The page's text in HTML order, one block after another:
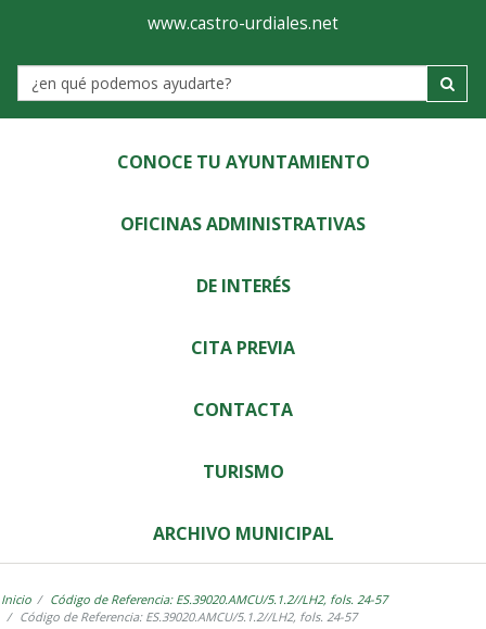
Ayuntamiento
de
Castro-
Urdiales
www.castro-urdiales.net
Label
CONOCE TU AYUNTAMIENTO
OFICINAS ADMINISTRATIVAS
DE INTERÉS
CITA PREVIA
CONTACTA
TURISMO
ARCHIVO MUNICIPAL
Inicio
Código de Referencia: ES.39020.AMCU/5.1.2//LH2, fols. 24-57
Código de Referencia: ES.39020.AMCU/5.1.2//LH2, fols. 24-57